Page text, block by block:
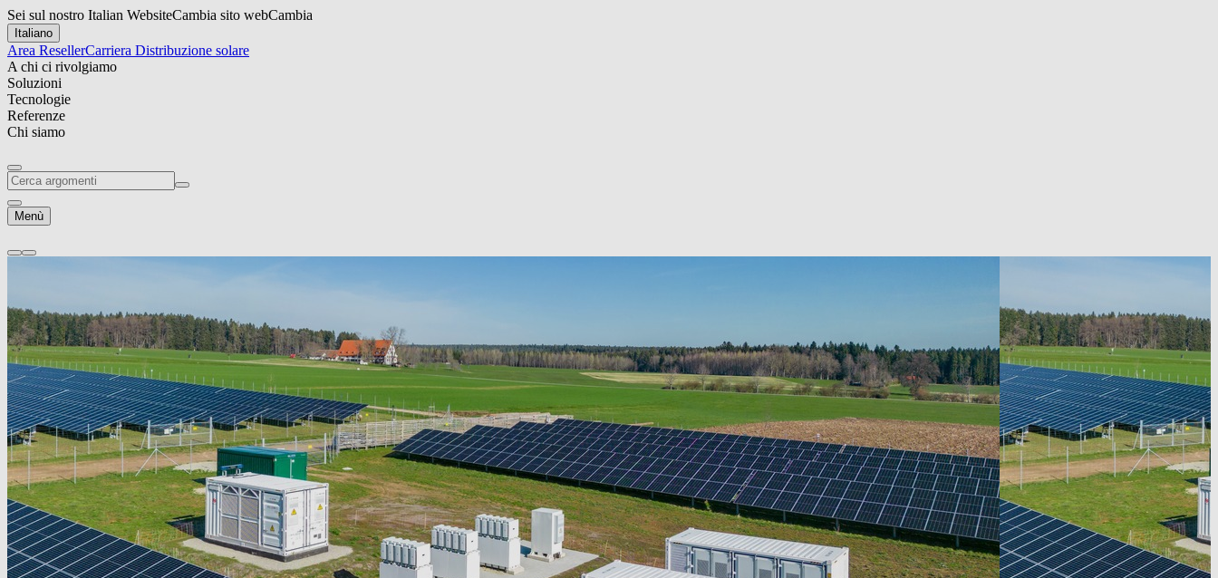
Sei sul nostro Italian WebsiteCambia sito webCambia
Italiano
Area ResellerCarriera Distribuzione solare
A chi ci rivolgiamo
Soluzioni
Tecnologie
Referenze
Chi siamo
Menù